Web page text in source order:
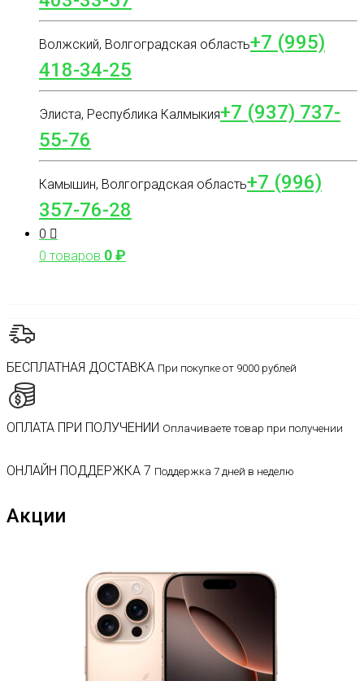
Волжский, Волгоградская область+7 (995)
418-34-25
Элиста, Республика Калмыкия+7 (937) 737-
55-76
Камышин, Волгоградская область+7 (996)
357-76-28
0
0 товаров 0₽
БЕСПЛАТНАЯ ДОСТАВКА При покупке от 9000 рублей
ОПЛАТА ПРИ ПОЛУЧЕНИИ Оплачиваете товар при получении
ОНЛАЙН ПОДДЕРЖКА 7 Поддержка 7 дней в неделю
Акции